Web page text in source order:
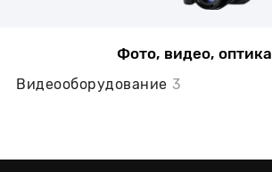
Фото, видео, оптика
Видеооборудование 3